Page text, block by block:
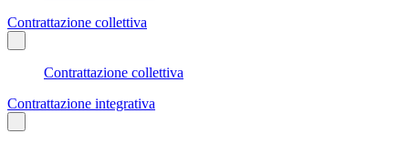
Contrattazione collettiva
Contrattazione collettiva
Contrattazione integrativa